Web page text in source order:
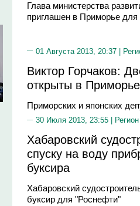
Глава министерства
приглашен в Приморье для
01 Августа 2013, 20:37 |
Виктор Горчаков:
открыты в Приморье
Приморских и японских
30 Июля 2013, 23:55 |
Хабаровский
спуску на воду
буксира
Хабаровский
буксир для "Роснефти"